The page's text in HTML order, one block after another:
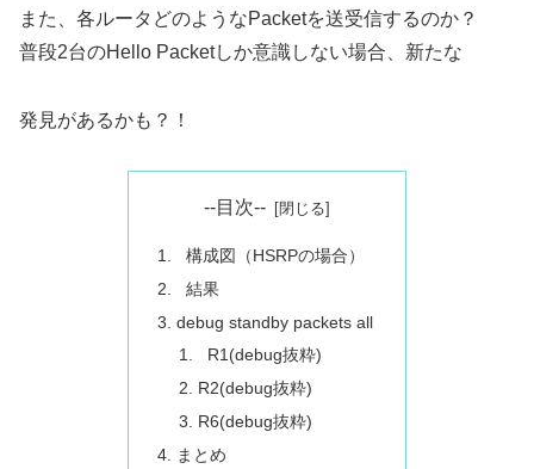
また、各ルータどのようなPacketを送受信するのか？
普段2台のHello Packetしか意識しない場合、新たな
発見があるかも？！
--目次--
構成図（HSRPの場合）
結果
debug standby packets all
R1(debug抜粋)
R2(debug抜粋)
R6(debug抜粋)
まとめ